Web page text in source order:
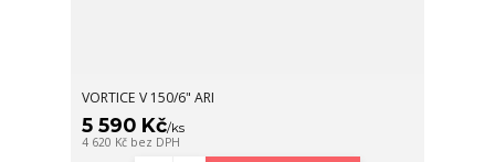
VORTICE V 150/6" ARI
5 590 Kč/ks
4 620 Kč bez DPH